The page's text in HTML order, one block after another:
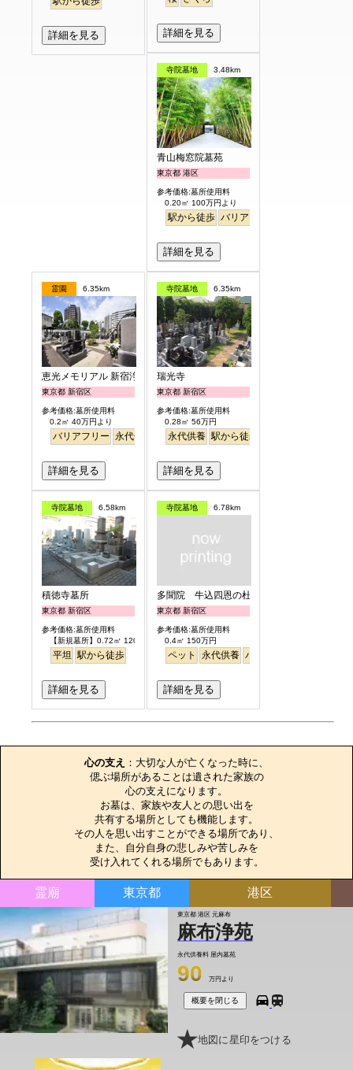
詳細を見る 詳細を見る
寺院墓地 3.48km
青山梅窓院墓苑
東京都 港区
参考価格:墓所使用料
0.20㎡ 100万円より
駅から徒歩 バリアフリー
詳細を見る
霊園 6.35km
恵光メモリアル 新宿浄苑
東京都 新宿区
参考価格:墓所使用料
0.2㎡ 40万円より
バリアフリー 永代供養 駅から徒歩
詳細を見る
寺院墓地 6.35km
瑞光寺
東京都 新宿区
参考価格:墓所使用料
0.28㎡ 56万円
永代供養 駅から徒歩
詳細を見る
寺院墓地 6.58km
積徳寺墓所
東京都 新宿区
参考価格:墓所使用料
【新規墓所】0.72㎡ 120万円
平坦 駅から徒歩
詳細を見る
寺院墓地 6.78km
多聞院 牛込四恩の杜
東京都 新宿区
参考価格:墓所使用料
0.4㎡ 150万円
ペット 永代供養 バリアフリー
詳細を見る
心の支え ：大切な人が亡くなった時に、
偲ぶ場所があることは遺された家族の
心の支えになります。
お墓は、家族や友人との思い出を
共有する場所としても機能します。
その人を思い出すことができる場所であり、
また、自分自身の悲しみや苦しみを
受け入れてくれる場所でもあります。
霊廟 東京都 港区
東京都 港区 元麻布
麻布浄苑
永代供養料 屋内墓苑
90 万円より
概要を閉じる
地図に星印をつける